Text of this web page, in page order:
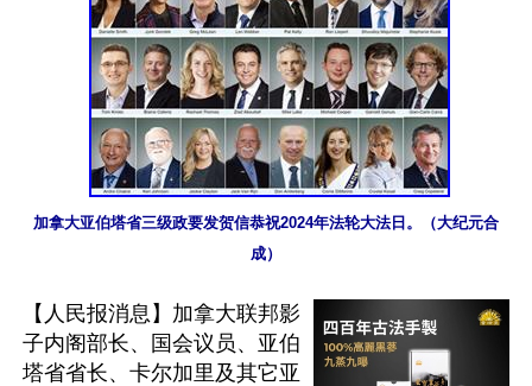
加拿大亚伯塔省三级政要发贺信恭祝2024年法轮大法日。（大纪元合
成）
【人民报消息】加拿大联邦影
子内阁部长、国会议员、亚伯
塔省省长、卡尔加里及其它亚